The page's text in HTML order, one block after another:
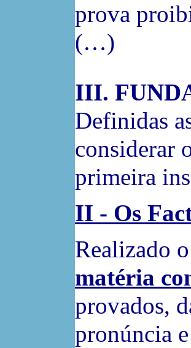
prova
(…)
III.
Definidas
considerar
primeira
II - Os
Realizado
matéria
provados,
pronúncia